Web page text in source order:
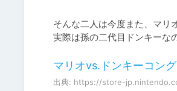
そんな二人は今度また、マリ
実際は孫の二代目ドンキーな
マリオvs.ドンキーコン
出典: https://store-